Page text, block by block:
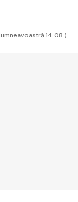
14.08.)